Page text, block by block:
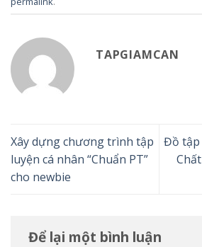
TAPGIAMCAN
Xây dựng chương trình tập
luyện cá nhân “Chuẩn PT”
cho newbie
Đồ tập
Để lại một bình luận